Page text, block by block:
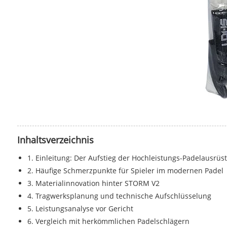
Inhaltsverzeichnis
1. Einleitung: Der Aufstieg der Hochleistungs-
2. Häufige Schmerzpunkte für Spieler im modernen Padel
3. Materialinnovation hinter STORM V2
4. Tragwerksplanung und technische Aufschlüsselung
5. Leistungsanalyse vor Gericht
6. Vergleich mit herkömmlichen Padelschlägern